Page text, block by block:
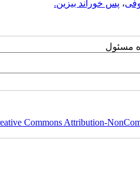
، پس خوراند بیزین.
مسئول
Commons Attribution-